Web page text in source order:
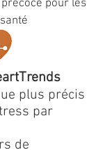
pour les
plus précis
par
de